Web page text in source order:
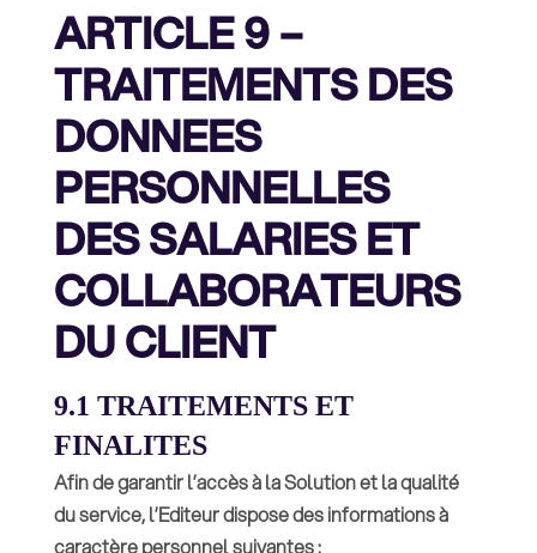
ARTICLE 9 –
TRAITEMENTS DES
DONNEES
PERSONNELLES
DES SALARIES ET
COLLABORATEURS
DU CLIENT
9.1 TRAITEMENTS ET
FINALITES
Afin de garantir l’accès à la Solution et la qualité
du service, l’Editeur dispose des informations à
caractère personnel suivantes :